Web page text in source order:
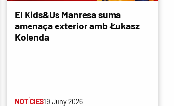
El Kids&Us Manresa suma
amenaça exterior amb Łukasz
Kolenda
NOTÍCIES19 Juny 2026